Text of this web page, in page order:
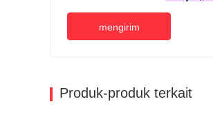
mengirim
Produk-produk terkait